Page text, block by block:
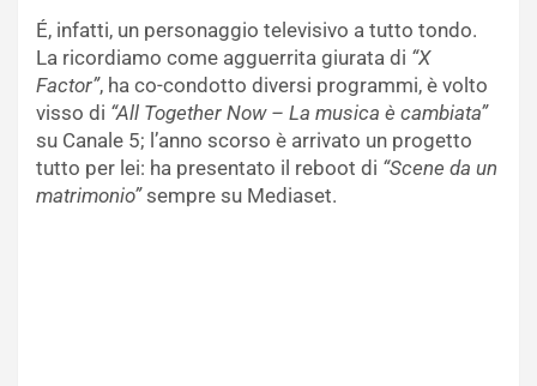
É, infatti, un personaggio televisivo a tutto tondo.
La ricordiamo come agguerrita giurata di “X
Factor”, ha co-condotto diversi programmi, è volto
visso di “All Together Now – La musica è cambiata”
su Canale 5; l’anno scorso è arrivato un progetto
tutto per lei: ha presentato il reboot di “Scene da un
matrimonio”sempre su Mediaset.